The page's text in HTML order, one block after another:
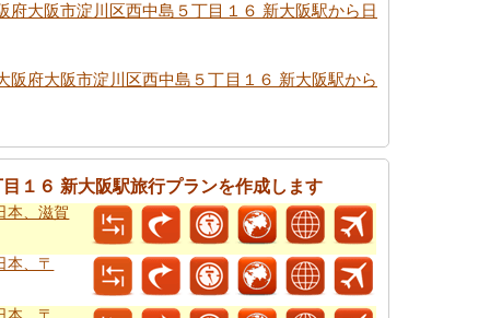
府大阪市淀川区西中島５丁目１６ 新大阪駅から日
阪府大阪市淀川区西中島５丁目１６ 新大阪駅から
１６ 新大阪駅旅行プランを作成します
本、滋賀
本、〒
本、〒